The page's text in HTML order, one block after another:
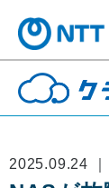
2025.09.24